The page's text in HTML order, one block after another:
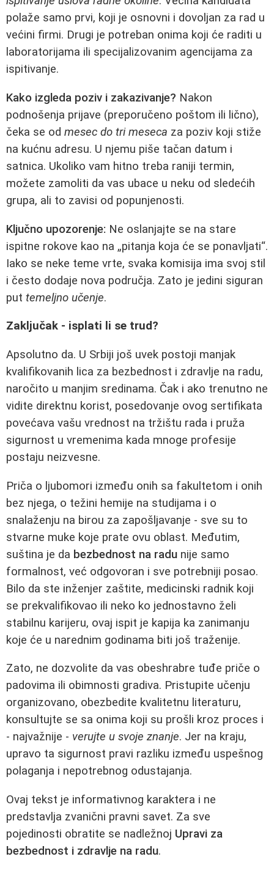
polaže samo prvi, koji je osnovni i dovoljan za rad u
većini firmi. Drugi je potreban onima koji će raditi u
laboratorijama ili specijalizovanim agencijama za
ispitivanje.
Kako izgleda poziv i zakazivanje? Nakon
podnošenja prijave (preporučeno poštom ili lično),
čeka se od mesec do tri meseca za poziv koji stiže
na kućnu adresu. U njemu piše tačan datum i
satnica. Ukoliko vam hitno treba raniji termin,
možete zamoliti da vas ubace u neku od sledećih
grupa, ali to zavisi od popunjenosti.
Ključno upozorenje: Ne oslanjajte se na stare
ispitne rokove kao na „pitanja koja će se ponavljati“.
Iako se neke teme vrte, svaka komisija ima svoj stil
i često dodaje nova područja. Zato je jedini siguran
put temeljno učenje.
Zaključak - isplati li se trud?
Apsolutno da. U Srbiji još uvek postoji manjak
kvalifikovanih lica za bezbednost i zdravlje na radu,
naročito u manjim sredinama. Čak i ako trenutno ne
vidite direktnu korist, posedovanje ovog sertifikata
povećava vašu vrednost na tržištu rada i pruža
sigurnost u vremenima kada mnoge profesije
postaju neizvesne.
Priča o ljubomori između onih sa fakultetom i onih
bez njega, o težini hemije na studijama i o
snalaženju na birou za zapošljavanje - sve su to
stvarne muke koje prate ovu oblast. Međutim,
suština je da bezbednost na radu nije samo
formalnost, već odgovoran i sve potrebniji posao.
Bilo da ste inženjer zaštite, medicinski radnik koji
se prekvalifikovao ili neko ko jednostavno želi
stabilnu karijeru, ovaj ispit je kapija ka zanimanju
koje će u narednim godinama biti još traženije.
Zato, ne dozvolite da vas obeshrabre tuđe priče o
padovima ili obimnosti gradiva. Pristupite učenju
organizovano, obezbedite kvalitetnu literaturu,
konsultujte se sa onima koji su prošli kroz proces i
- najvažnije - verujte u svoje znanje. Jer na kraju,
upravo ta sigurnost pravi razliku između uspešnog
polaganja i nepotrebnog odustajanja.
Ovaj tekst je informativnog karaktera i ne
predstavlja zvanični pravni savet. Za sve
pojedinosti obratite se nadležnoj Upravi za
bezbednost i zdravlje na radu.